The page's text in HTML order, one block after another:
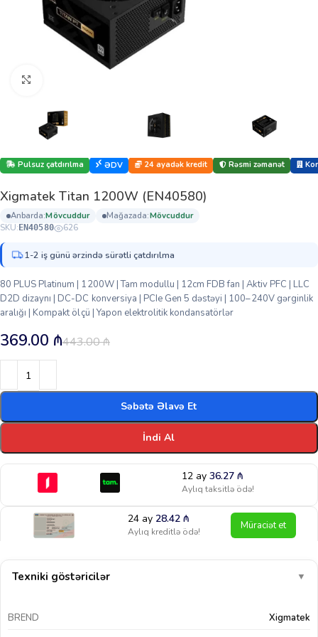
Pulsuz çatdırılma ƏDV 24 ayadək kredit Rəsmi zəmanət
Xigmatek Titan 1200W (EN40580)
anbarda: mövcuddur mağazada:
mövcuddur
SKU: EN40580 626
1-2 iş günü ərzində sürətli çatdırılma
80 PLUS Platinum | 1200W | Tam modullu | 12cm FDB fan | Aktiv PFC | LLC
D2D dizaynı | DC-DC konversiya | PCIe Gen 5 dəstəyi | 100–240V gərginlik
aralığı | Kompakt ölçü | Yapon elektrolitik kondansatörlər
443.00₼
369.00 ₼
Səbətə Əlavə Et
İndi Al
12 ay 36.27 ₼
Aylıq taksitlə ödə!
24 ay28.42₼
Aylıq kreditlə ödə! Müraciət et
Texniki göstəricilər ▼
BREND Xigmatek